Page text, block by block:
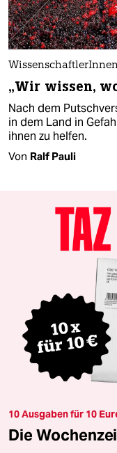
„Wir wissen,
Nach dem
in dem Land in
ihnen zu helfen.
Von Ralf Pauli
10 Ausgaben für 10
Die